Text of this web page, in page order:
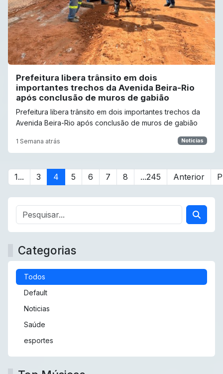
Prefeitura libera trânsito em dois
importantes trechos da Avenida Beira-Rio
após conclusão de muros de gabião
Prefeitura libera trânsito em dois importantes trechos da
Avenida Beira-Rio após conclusão de muros de gabião
1 Semana atrás Noticias
1... 3 4 5 6 7 8 ...245 Anterior
Categorias
Todos
Default
Noticias
Saúde
esportes